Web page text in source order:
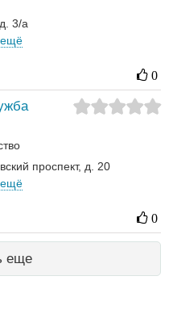
3/а
ещё
0
проспект, д. 20
ещё
0
еще